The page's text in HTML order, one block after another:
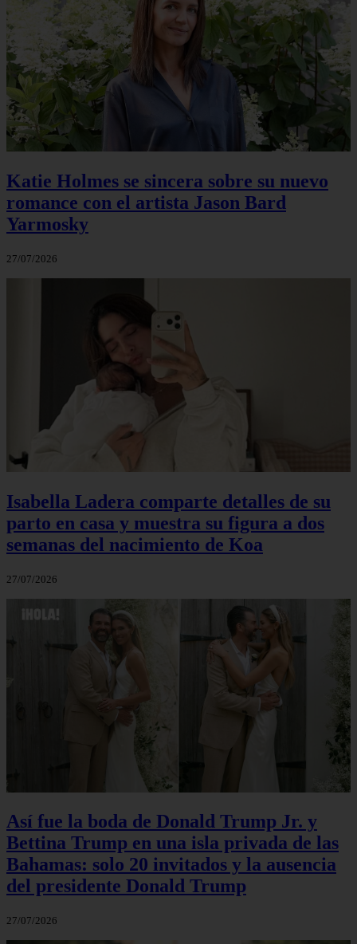
Katie Holmes se sincera sobre su nuevo
romance con el artista Jason Bard
Yarmosky
27/07/2026
Isabella Ladera comparte detalles de su
parto en casa y muestra su figura a dos
semanas del nacimiento de Koa
27/07/2026
Así fue la boda de Donald Trump Jr. y
Bettina Trump en una isla privada de las
Bahamas: solo 20 invitados y la ausencia
del presidente Donald Trump
27/07/2026